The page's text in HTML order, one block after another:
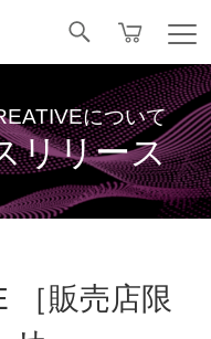
について
リリース
［販売店限